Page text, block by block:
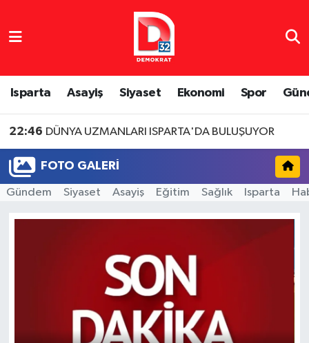
Isparta Asayiş Siyaset Ekonomi Spor
22:46 DÜNYA UZMANLARI ISPARTA'DA BULUŞUYOR
FOTO GALERI
Gündem Siyaset Asayiş Eğitim Sağlık Isparta
Isparta Nöbetçi Eczaneler
Isparta Hava Durumu
Isparta Namaz Vakitleri
Isparta Trafik Yoğunluk Haritası
Süper Lig Puan Durumu ve Fikstür
Son Dakika Haberleri